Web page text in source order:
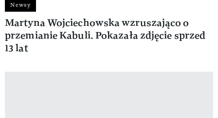
Newsy
Martyna Wojciechowska wzruszająco o
przemianie Kabuli. Pokazała zdjęcie sprzed
13 lat